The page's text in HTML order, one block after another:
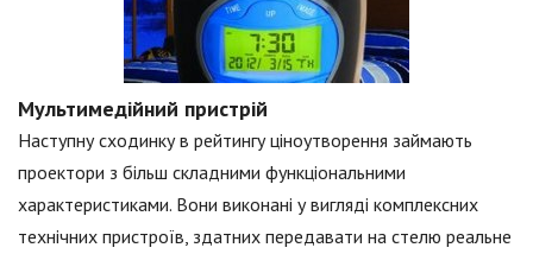
Мультимедійний пристрій
Наступну сходинку в рейтингу ціноутворення займають
проектори з більш складними функціональними
характеристиками. Вони виконані у вигляді комплексних
технічних пристроїв, здатних передавати на стелю реальне